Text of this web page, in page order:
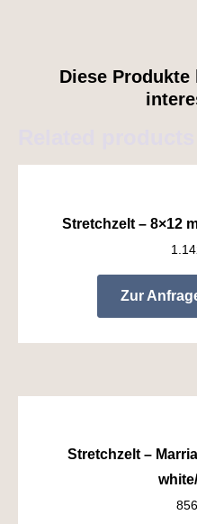
Diese Produkte
Stretchzelt – 8×12
Zur
Stretchzelt –